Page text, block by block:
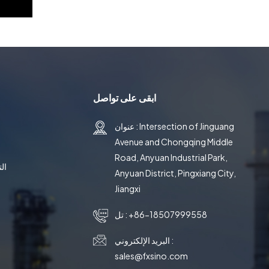
ابقى على تواصل
عنوان : Intersection of Jinguang
Avenue and Chongqing Middle
Road, Anyuan Industrial Park,
Anyuan District, Pingxiang City,
Jiangxi
تل : +86-18507999558
البريد الإلكتروني :
sales@fxsino.com